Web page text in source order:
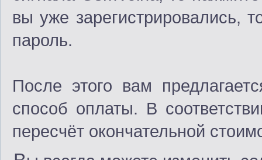
вы уже зарегистрировались,
пароль.
После этого вам
способ оплаты. В
пересчёт окончательной